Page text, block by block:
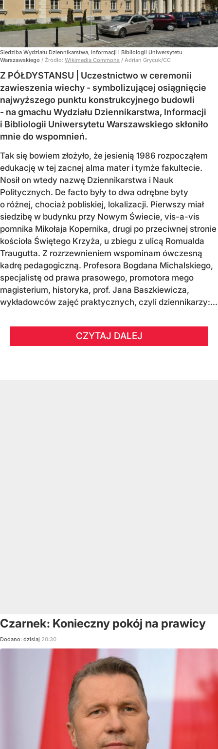
Siedziba Wydziału Dziennikarstwa, Informacji i Bibliologii Uniwersytetu
Warszawskiego / Źródło: Wikimedia Commons / Adrian Grycuk/CC
Z PÓŁDYSTANSU | Uczestnictwo w ceremonii
zawieszenia wiechy - symbolizującej osiągnięcie
najwyższego punktu konstrukcyjnego budowli
- na gmachu Wydziału Dziennikarstwa, Informacji
i Bibliologii Uniwersytetu Warszawskiego skłoniło
mnie do wspomnień.
Tak się bowiem złożyło, że jesienią 1986 rozpocząłem
edukację w tej zacnej alma mater i tymże fakultecie.
Nosił on wtedy nazwę Dziennikarstwa i Nauk
Politycznych. De facto były to dwa odrębne byty
o różnej, chociaż pobliskiej, lokalizacji. Pierwszy miał
siedzibę w budynku przy Nowym Świecie, vis-a-vis
pomnika Mikołaja Kopernika, drugi po przeciwnej stronie
kościoła Świętego Krzyża, u zbiegu z ulicą Romualda
Traugutta. Z rozrzewnieniem wspominam ówczesną
kadrę pedagogiczną. Profesora Bogdana Michalskiego,
specjalistę od prawa prasowego, promotora mego
magisterium, historyka, prof. Jana Baszkiewicza,
wykładowców zajęć praktycznych, czyli dziennikarzy:...
CZYTAJ DALEJ
Czarnek: Konieczny pokój na prawicy
Dodano: dzisiaj 20:30